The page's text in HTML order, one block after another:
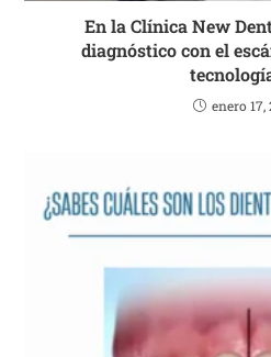
En la Clínica New
diagnóstico con el
enero 17,